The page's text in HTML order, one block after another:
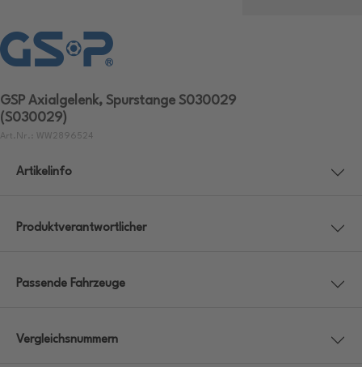
GSP Axialgelenk, Spurstange S030029
(S030029)
Art.Nr.: WW2896524
Artikelinfo
Produktverantwortlicher
Passende Fahrzeuge
Vergleichsnummern